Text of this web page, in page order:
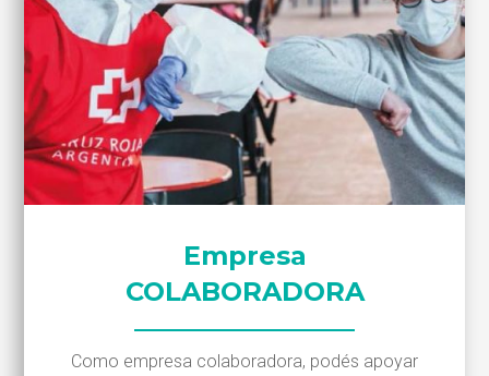
Empresa
COLABORADORA
Como empresa colaboradora, podés apoyar